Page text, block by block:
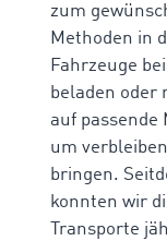
zum
Methoden in
Fahrzeuge
beladen oder
auf passende
um
bringen.
konnten wir
Transporte